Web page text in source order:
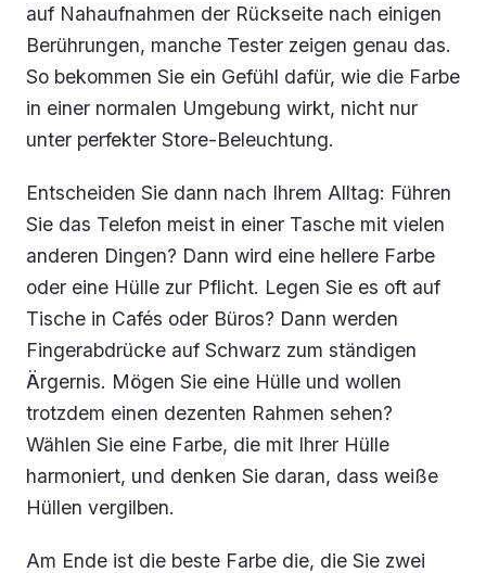
auf Nahaufnahmen der Rückseite nach einigen
Berührungen, manche Tester zeigen genau das.
So bekommen Sie ein Gefühl dafür, wie die Farbe
in einer normalen Umgebung wirkt, nicht nur
unter perfekter Store-Beleuchtung.
Entscheiden Sie dann nach Ihrem Alltag: Führen
Sie das Telefon meist in einer Tasche mit vielen
anderen Dingen? Dann wird eine hellere Farbe
oder eine Hülle zur Pflicht. Legen Sie es oft auf
Tische in Cafés oder Büros? Dann werden
Fingerabdrücke auf Schwarz zum ständigen
Ärgernis. Mögen Sie eine Hülle und wollen
trotzdem einen dezenten Rahmen sehen?
Wählen Sie eine Farbe, die mit Ihrer Hülle
harmoniert, und denken Sie daran, dass weiße
Hüllen vergilben.
Am Ende ist die beste Farbe die, die Sie zwei